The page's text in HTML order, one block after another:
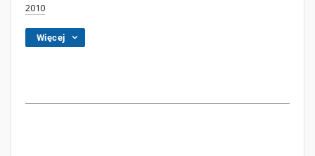
2010
Więcej